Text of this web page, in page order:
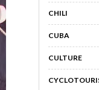
CHILI
CUBA
CULTURE